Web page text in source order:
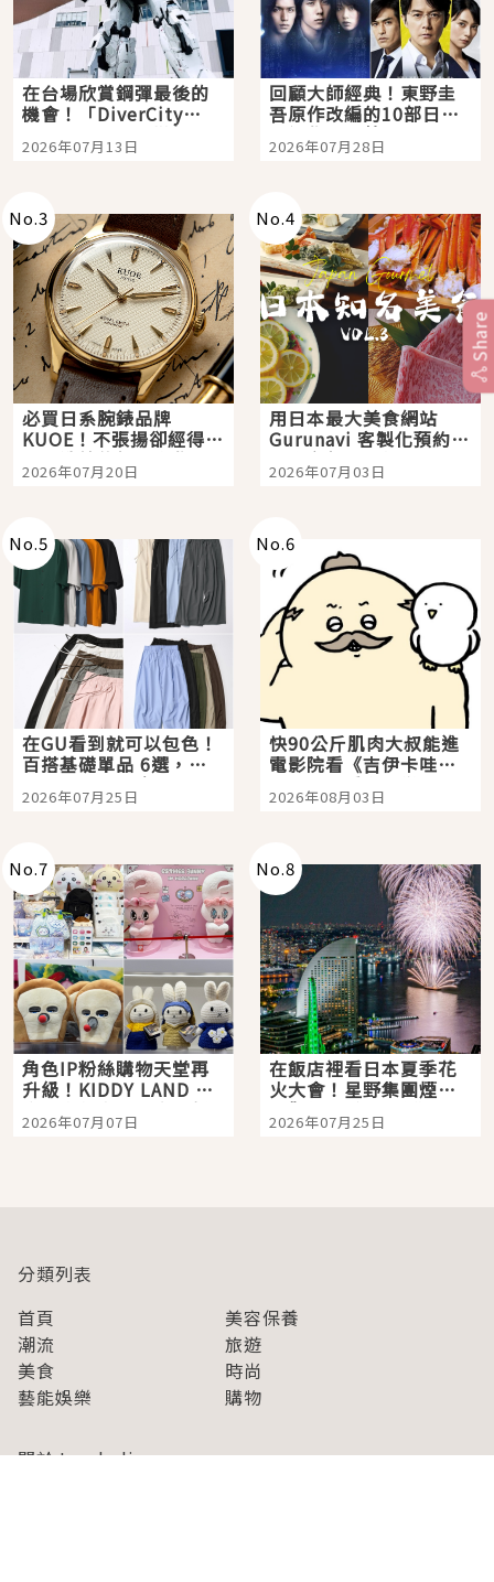
在台場欣賞鋼彈最後的
機會！「DiverCity
Tokyo Plaza」搭船、
購物、美食及夜景，一
2026年07月13日
回顧大師經典！東野圭
吾原作改編的10部日本
影視作品推薦
2026年07月28日
No.3
必買日系腕錶品牌
KUOE！不張揚卻經得起
時間洗鍊的經典之作五
選
2026年07月20日
No.4
用日本最大美食網站
Gurunavi 客製化預約九
大都市餐廳，打造專屬
美食體驗！
2026年07月03日
No.5
在GU看到就可以包色！
百搭基礎單品 6選，閉
眼全收也不心疼
2026年07月25日
No.6
快90公斤肌肉大叔能進
電影院看《吉伊卡哇》
嗎？日本重金屬樂團
「打首」會長與nagano
2026年08月03日
No.7
角色IP粉絲購物天堂再
升級！KIDDY LAND 原
宿店吉伊卡哇迎客，新
開幕 OMOKADO 店3分
2026年07月07日
No.8
在飯店裡看日本夏季花
火大會！星野集團煙火
景觀飯店6選，讓你不用
人擠人悠閒欣賞
2026年07月25日
Share
分類列表
首頁
美容保養
潮流
旅遊
美食
時尚
藝能娛樂
購物
關於Japaholic